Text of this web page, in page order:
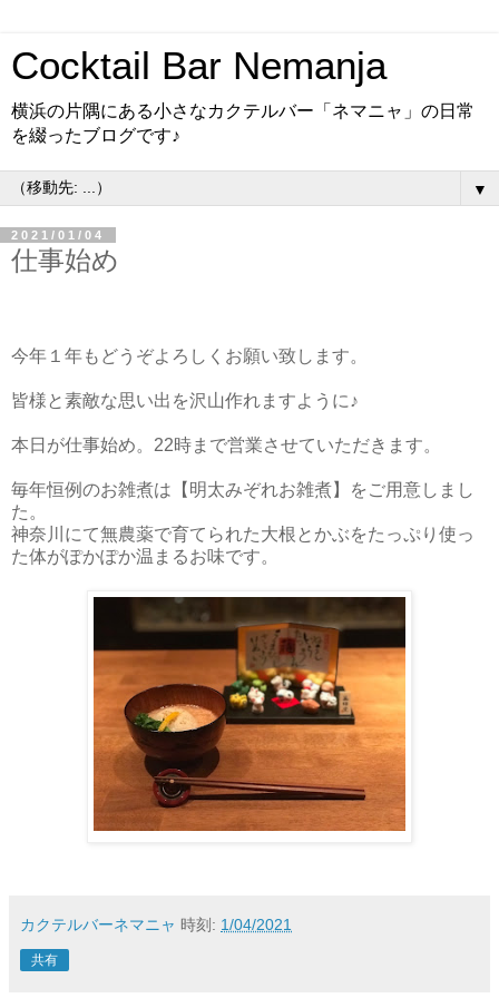
Cocktail Bar Nemanja
横浜の片隅にある小さなカクテルバー「ネマニャ」の日常
を綴ったブログです♪
▼
2021/01/04
仕事始め
今年１年もどうぞよろしくお願い致します。
皆様と素敵な思い出を沢山作れますように♪
本日が仕事始め。22時まで営業させていただきます。
毎年恒例のお雑煮は【明太みぞれお雑煮】をご用意しまし
た。
神奈川にて無農薬で育てられた大根とかぶをたっぷり使っ
た体がぽかぽか温まるお味です。
カクテルバーネマニャ 時刻: 1/04/2021
共有